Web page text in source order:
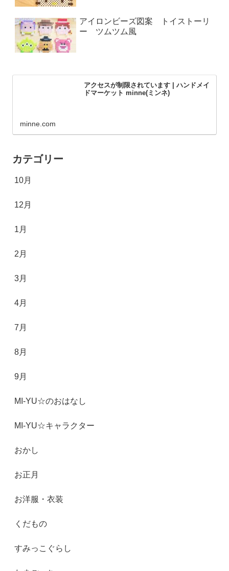
アイロンビーズ図案 トイストーリ
ー ツムツム風
アクセスが制限されています | ハンドメイ
ドマーケット minne(ミンネ)
minne.com
カテゴリー
10月
12月
1月
2月
3月
4月
7月
8月
9月
MI-YU☆のおはなし
MI-YU☆キャラクター
おかし
お正月
お洋服・衣装
くだもの
すみっこぐらし